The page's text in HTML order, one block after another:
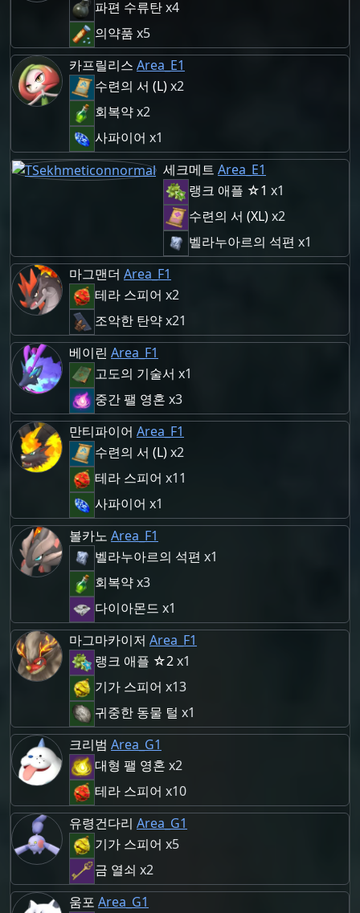
파편 수류탄x4
의약품 x5
카프릴리스 Area_E1
수련의 서 (L)x2
회복약x2
사파이어 x1
세크메트 Area_E1
랭크 애플 ☆1 x1
수련의 서 (XL)x2
벨라누아르의 석편 x1
마그맨더 Area_F1
테라 스피어 x2
조악한 탄약x21
베이린 Area_F1
고도의 기술서 x1
중간 팰 영혼 x3
만티파이어 Area_F1
수련의 서 (L)x2
테라 스피어 x11
사파이어 x1
볼카노 Area_F1
벨라누아르의 석편 x1
회복약x3
다이아몬드 x1
마그마카이저 Area_F1
랭크 애플 ☆2x1
기가 스피어 x13
귀중한 동물 털 x1
크리범 Area_G1
대형 팰 영혼 x2
테라 스피어 x10
유령건다리 Area_G1
기가 스피어 x5
금 열쇠 x2
움포 Area_G1